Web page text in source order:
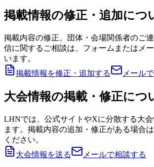
掲載情報の修正・追加につ
掲載内容の修正、団体・会場関係者のご
信に関するご相談は、フォームまたはメ
います。
掲載情報を修正・追加する
メール
大会情報の掲載・修正につ
LHNでは、公式サイトやXに分散する大
ます。掲載内容の追加・修正がある場合
ください。
大会情報を送る
メールで相談する